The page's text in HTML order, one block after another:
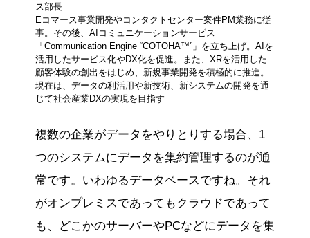
ス部長
Eコマース事業開発やコンタクトセンター案件PM業務に従
事。その後、AIコミュニケーションサービス
「Communication Engine “COTOHA™”」を立ち上げ。AIを
活用したサービス化やDX化を促進。また、XRを活用した
顧客体験の創出をはじめ、新規事業開発を積極的に推進。
現在は、データの利活用や新技術、新システムの開発を通
じて社会産業DXの実現を目指す
複数の企業がデータをやりとりする場合、1
つのシステムにデータを集約管理するのが通
常です。いわゆるデータベースですね。それ
がオンプレミスであってもクラウドであって
も、どこかのサーバーやPCなどにデータを集